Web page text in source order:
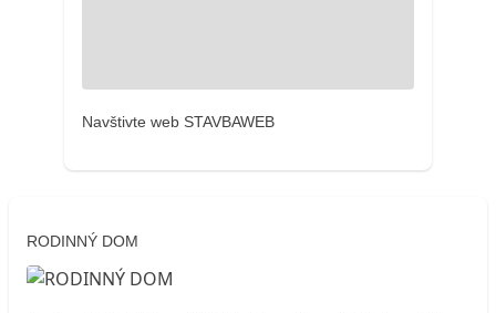
Navštivte web STAVBAWEB
RODINNÝ DOM